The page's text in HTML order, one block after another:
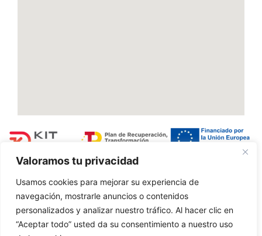
Valoramos tu privacidad
Usamos cookies para mejorar su experiencia de
navegación, mostrarle anuncios o contenidos
personalizados y analizar nuestro tráfico. Al hacer clic en
“Aceptar todo” usted da su consentimiento a nuestro uso
Irisgarritasuna Legezko oharra Cookien politikak